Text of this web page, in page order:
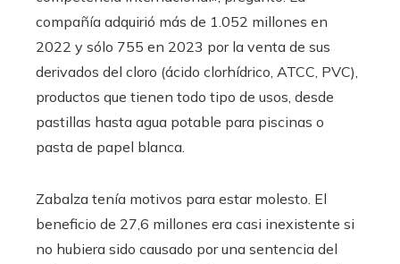
compañía adquirió más de 1.052 millones en
2022 y sólo 755 en 2023 por la venta de sus
derivados del cloro (ácido clorhídrico, ATCC, PVC),
productos que tienen todo tipo de usos, desde
pastillas hasta agua potable para piscinas o
pasta de papel blanca.
Zabalza tenía motivos para estar molesto. El
beneficio de 27,6 millones era casi inexistente si
no hubiera sido causado por una sentencia del